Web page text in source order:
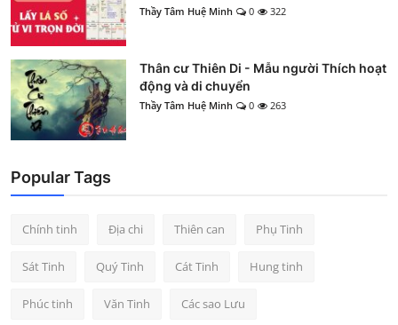
Thầy Tâm Huệ Minh 0 322
Thân cư Thiên Di - Mẫu người Thích hoạt
động và di chuyển
Thầy Tâm Huệ Minh 0 263
Popular Tags
Chính tinh Địa chi Thiên can Phụ Tinh
Sát Tinh Quý Tinh Cát Tinh Hung tinh
Phúc tinh Văn Tinh Các sao Lưu